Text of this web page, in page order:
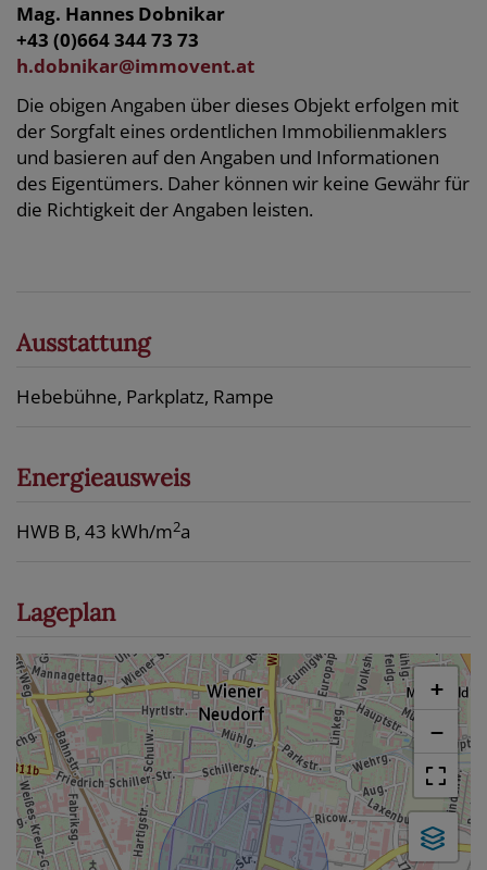
Mag. Hannes Dobnikar
+43 (0)664 344 73 73
h.dobnikar@immovent.at
Die obigen Angaben über dieses Objekt erfolgen mit
der Sorgfalt eines ordentlichen Immobilienmaklers
und basieren auf den Angaben und Informationen
des Eigentümers. Daher können wir keine Gewähr für
die Richtigkeit der Angaben leisten.
Ausstattung
Hebebühne Parkplatz Rampe
Energieausweis
HWB B, 43 kWh/m2a
Lageplan
+
−